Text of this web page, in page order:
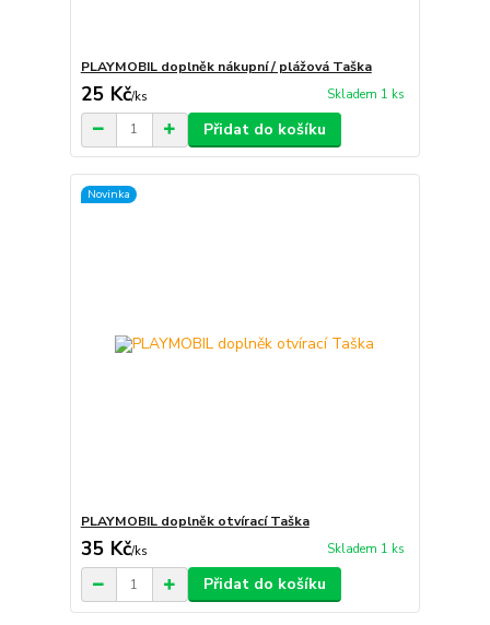
PLAYMOBIL doplněk nákupní / plážová Taška
25 Kč/ks Skladem 1 ks
Přidat do košíku
Novinka
PLAYMOBIL doplněk otvírací Taška
35 Kč/ks Skladem 1 ks
Přidat do košíku